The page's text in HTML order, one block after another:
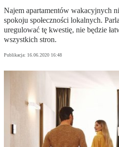
Najem apartamentów wakacyjnych
spokoju społeczności lokalnych.
uregulować tę kwestię, nie będzie
wszystkich stron.
Publikacja: 16.06.2020 16:48